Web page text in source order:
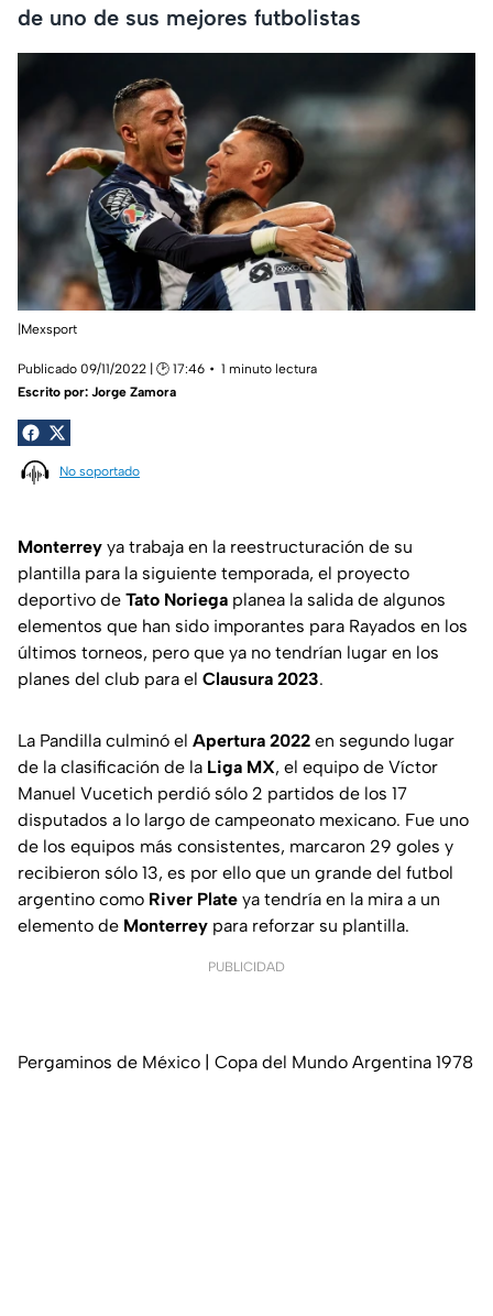
de uno de sus mejores futbolistas
|Mexsport
Publicado 09/11/2022 | 🕑 17:46
1 minuto lectura
Escrito por: Jorge Zamora
No soportado
Monterrey ya trabaja en la reestructuración de su
plantilla para la siguiente temporada, el proyecto
deportivo de Tato Noriega planea la salida de algunos
elementos que han sido imporantes para Rayados en los
últimos torneos, pero que ya no tendrían lugar en los
planes del club para el Clausura 2023.
La Pandilla culminó el Apertura 2022 en segundo lugar
de la clasificación de la Liga MX, el equipo de Víctor
Manuel Vucetich perdió sólo 2 partidos de los 17
disputados a lo largo de campeonato mexicano. Fue uno
de los equipos más consistentes, marcaron 29 goles y
recibieron sólo 13, es por ello que un grande del futbol
argentino como River Plate ya tendría en la mira a un
elemento de Monterrey para reforzar su plantilla.
PUBLICIDAD
Pergaminos de México | Copa del Mundo Argentina 1978